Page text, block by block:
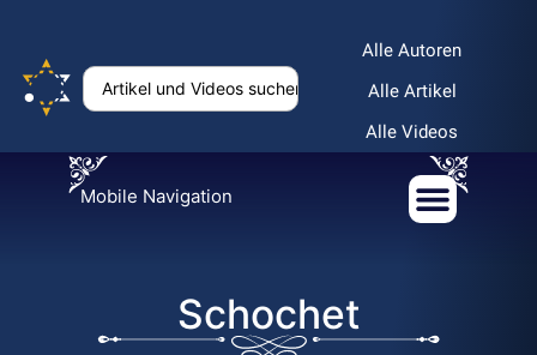
Alle Autoren
Alle Artikel
Alle Videos
Mobile Navigation
Schochet